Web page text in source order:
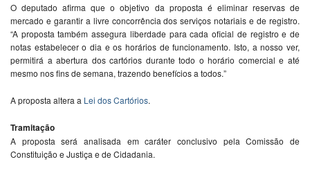
O deputado afirma que o objetivo da proposta é eliminar reservas de
mercado e garantir a livre concorrência dos serviços notariais e de registro.
“A proposta também assegura liberdade para cada oficial de registro e de
notas estabelecer o dia e os horários de funcionamento. Isto, a nosso ver,
permitirá a abertura dos cartórios durante todo o horário comercial e até
mesmo nos fins de semana, trazendo benefícios a todos.”
A proposta altera a Lei dos Cartórios.
Tramitação
A proposta será analisada emcaráter conclusivo pela Comissão de
Constituição e Justiça e de Cidadania.